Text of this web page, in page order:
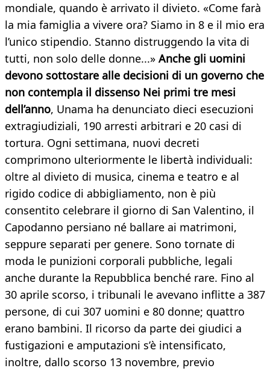
mondiale, quando è arrivato il divieto. «Come farà
la mia famiglia a vivere ora? Siamo in 8 e il mio era
l’unico stipendio. Stanno distruggendo la vita di
tutti, non solo delle donne...» Anche gli uomini
devono sottostare alle decisioni di un governo che
non contempla il dissenso Nei primi tre mesi
dell’anno, Unama ha denunciato dieci esecuzioni
extragiudiziali, 190 arresti arbitrari e 20 casi di
tortura. Ogni settimana, nuovi decreti
comprimono ulteriormente le libertà individuali:
oltre al divieto di musica, cinema e teatro e al
rigido codice di abbigliamento, non è più
consentito celebrare il giorno di San Valentino, il
Capodanno persiano né ballare ai matrimoni,
seppure separati per genere. Sono tornate di
moda le punizioni corporali pubbliche, legali
anche durante la Repubblica benché rare. Fino al
30 aprile scorso, i tribunali le avevano inflitte a 387
persone, di cui 307 uomini e 80 donne; quattro
erano bambini. Il ricorso da parte dei giudici a
fustigazioni e amputazioni s’è intensificato,
inoltre, dallo scorso 13 novembre, previo